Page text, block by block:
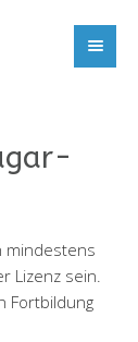
mindestens
Lizenz sein.
Fortbildung